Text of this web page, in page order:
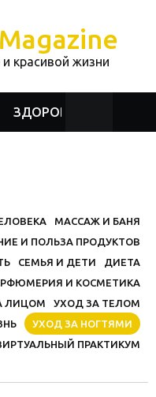
красивой жизни
ЗДОРОВЬЕ И КРАСОТА
МАССАЖ И БАНЯ
И ПОЛЬЗА ПРОДУКТОВ
ДИЕТА
СЕМЬЯ И ДЕТИ
И КОСМЕТИКА
УХОД ЗА ТЕЛОМ
ЛИЦОМ
УХОД ЗА НОГТЯМИ
ПРАКТИКУМ